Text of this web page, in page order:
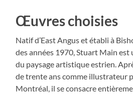
Œuvres choisies
Natif d’East Angus et établi à
des années 1970, Stuart Main
du paysage artistique estrien.
de trente ans comme illustrateur
Montréal, il se consacre